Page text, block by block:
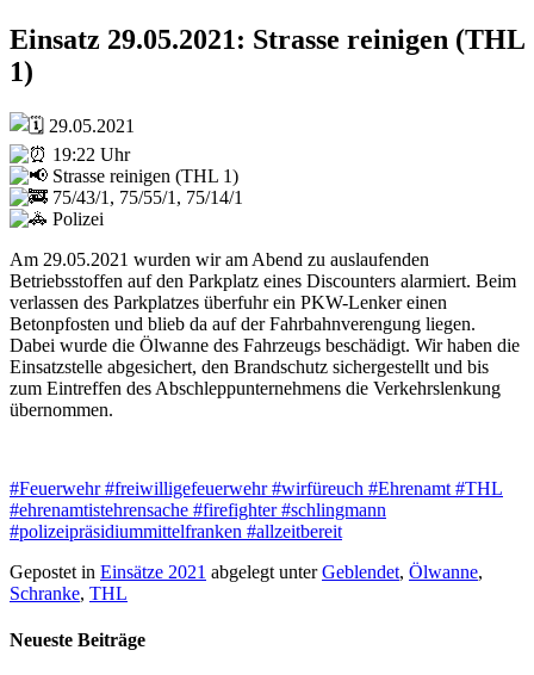
Einsatz 29.05.2021: Strasse reinigen (THL
1)
29.05.2021
19:22 Uhr
Strasse reinigen (THL 1)
75/43/1, 75/55/1, 75/14/1
Polizei
Am 29.05.2021 wurden wir am Abend zu auslaufenden
Betriebsstoffen auf den Parkplatz eines Discounters alarmiert. Beim
verlassen des Parkplatzes überfuhr ein PKW-Lenker einen
Betonpfosten und blieb da auf der Fahrbahnverengung liegen.
Dabei wurde die Ölwanne des Fahrzeugs beschädigt. Wir haben die
Einsatzstelle abgesichert, den Brandschutz sichergestellt und bis
zum Eintreffen des Abschleppunternehmens die Verkehrslenkung
übernommen.
#Feuerwehr#freiwilligefeuerwehr#wirfüreuch #Ehrenamt #THL
#ehrenamtistehrensache #firefighter#schlingmann
#polizeipräsidiummittelfranken #allzeitbereit
Gepostet in Einsätze 2021 abgelegt unterGeblendet, Ölwanne,
Schranke, THL
Neueste Beiträge